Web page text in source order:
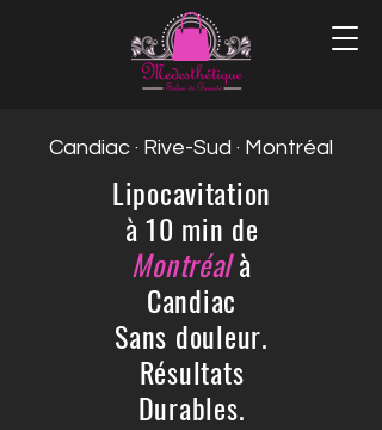
Candiac · Rive-Sud · Montréal
Lipocavitation
à 10 min de
Montréalà
Candiac
Sans douleur.
Résultats
Durables.